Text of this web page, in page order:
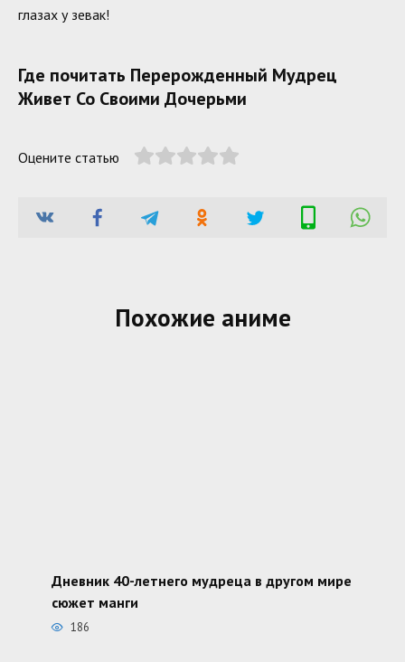
глазах у зевак!
Где почитать Перерожденный Мудрец
Живет Со Своими Дочерьми
Оцените статью
Похожие аниме
Дневник 40-летнего мудреца в другом мире
сюжет манги
186